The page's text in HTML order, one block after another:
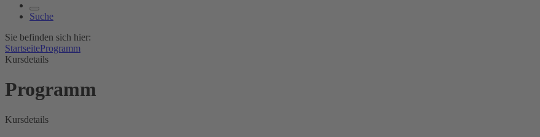
Suche
Sie befinden sich hier:
StartseiteProgramm
Kursdetails
Programm
Kursdetails